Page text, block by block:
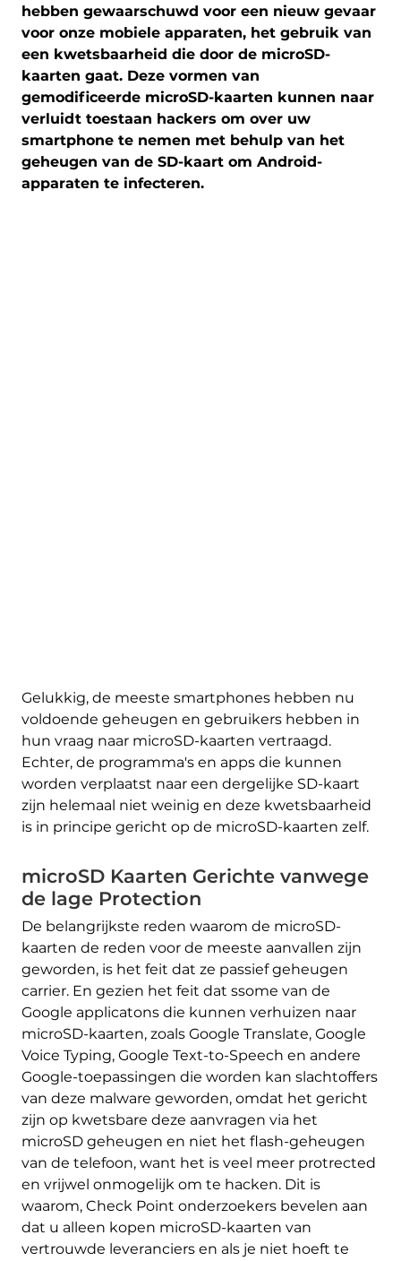
hebben gewaarschuwd voor een nieuw gevaar
voor onze mobiele apparaten, het gebruik van
een kwetsbaarheid die door de microSD-
kaarten gaat. Deze vormen van
gemodificeerde microSD-kaarten kunnen naar
verluidt toestaan ​​hackers om over uw
smartphone te nemen met behulp van het
geheugen van de SD-kaart om Android-
apparaten te infecteren.
Gelukkig, de meeste smartphones hebben nu
voldoende geheugen en gebruikers hebben in
hun vraag naar microSD-kaarten vertraagd.
Echter, de programma's en apps die kunnen
worden verplaatst naar een dergelijke SD-kaart
zijn helemaal niet weinig en deze kwetsbaarheid
is in principe gericht op de microSD-kaarten zelf.
microSD Kaarten Gerichte vanwege
de lage Protection
De belangrijkste reden waarom de microSD-
kaarten de reden voor de meeste aanvallen zijn
geworden, is het feit dat ze passief geheugen
carrier. En gezien het feit dat ssome van de
Google applicatons die kunnen verhuizen naar
microSD-kaarten, zoals Google Translate, Google
Voice Typing, Google Text-to-Speech en andere
Google-toepassingen die worden kan slachtoffers
van deze malware geworden, omdat het gericht
zijn op kwetsbare deze aanvragen via het
microSD geheugen en niet het flash-geheugen
van de telefoon, want het is veel meer protrected
en vrijwel onmogelijk om te hacken. Dit is
waarom, Check Point onderzoekers bevelen aan
dat u alleen kopen microSD-kaarten van
vertrouwde leveranciers en als je niet hoeft te